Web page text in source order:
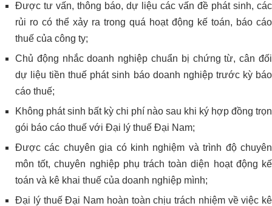
Được tư vấn, thông báo, dự liệu các vấn đề phát sinh, các
rủi ro có thể xảy ra trong quá hoạt động kế toán, báo cáo
thuế của công ty;
Chủ động nhắc doanh nghiệp chuẩn bị chứng từ, cân đối
dự liệu tiền thuế phát sinh báo doanh nghiệp trước kỳ báo
cáo thuế;
Không phát sinh bất kỳ chi phí nào sau khi ký hợp đồng trọn
gói báo cáo thuế với Đại lý thuế Đại Nam;
Được các chuyên gia có kinh nghiệm và trình độ chuyên
môn tốt, chuyên nghiệp phụ trách toàn diện hoạt động kế
toán và kê khai thuế của doanh nghiệp mình;
Đại lý thuế Đại Nam hoàn toàn chịu trách nhiệm về việc kê